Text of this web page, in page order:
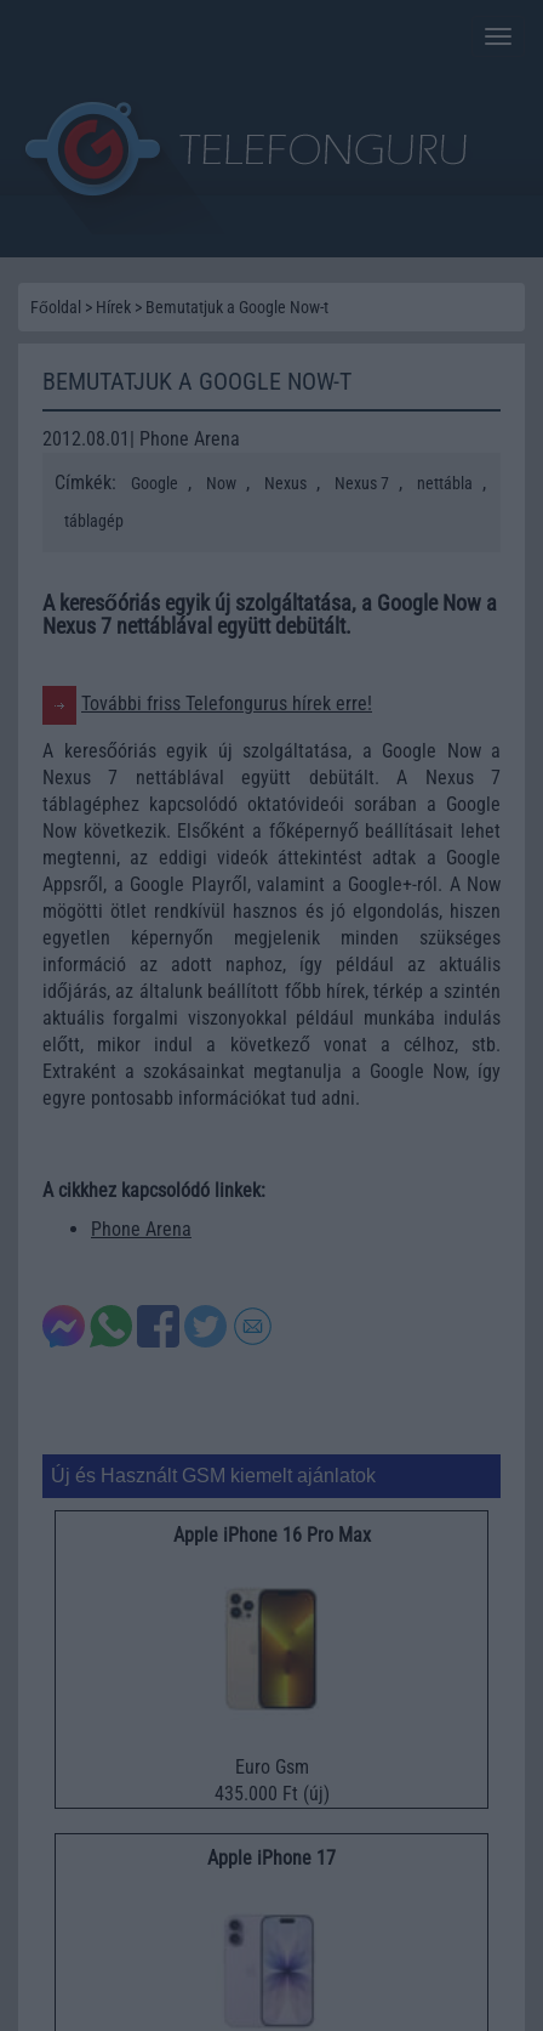
Toggle
Főoldal > Hírek > Bemutatjuk a Google Now-t
BEMUTATJUK A GOOGLE NOW-T
2012.08.01| Phone Arena
Címkék:
Google , Now , Nexus , Nexus 7 , nettábla ,
táblagép
A keresőóriás egyik új szolgáltatása, a Google Now a
Nexus 7 nettáblával együtt debütált.
További friss Telefongurus hírek erre!
A keresőóriás egyik új szolgáltatása, a Google Now a
Nexus 7 nettáblával együtt debütált. A Nexus 7
táblagéphez kapcsolódó oktatóvideói sorában a Google
Now következik. Elsőként a főképernyő beállításait lehet
megtenni, az eddigi videók áttekintést adtak a Google
Appsről, a Google Playről, valamint a Google+-ról. A Now
mögötti ötlet rendkívül hasznos és jó elgondolás, hiszen
egyetlen képernyőn megjelenik minden szükséges
információ az adott naphoz, így például az aktuális
időjárás, az általunk beállított főbb hírek, térkép a szintén
aktuális forgalmi viszonyokkal például munkába indulás
előtt, mikor indul a következő vonat a célhoz, stb.
Extraként a szokásainkat megtanulja a Google Now, így
egyre pontosabb információkat tud adni.
A cikkhez kapcsolódó linkek:
Phone Arena
Új és Használt GSM kiemelt ajánlatok
Apple iPhone 16 Pro Max
Euro Gsm
435.000 Ft (új)
Apple iPhone 17